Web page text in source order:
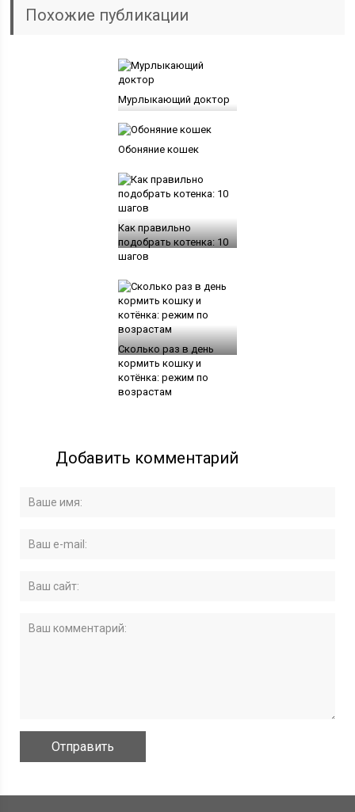
Похожие публикации
Мурлыкающий доктор
Обоняние кошек
Как правильно
подобрать котенка: 10
шагов
Сколько раз в день
кормить кошку и
котёнка: режим по
возрастам
Добавить комментарий